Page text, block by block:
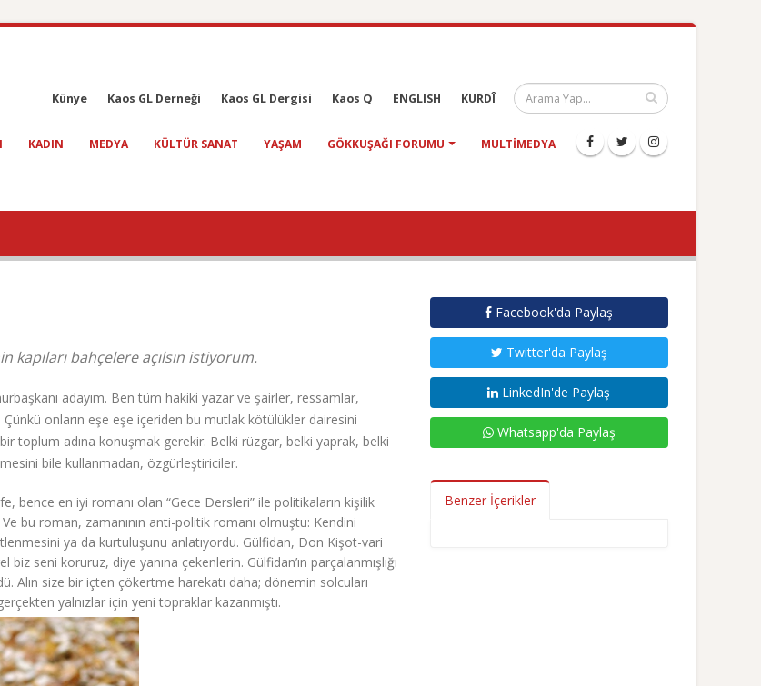
Künye Kaos GL Derneği Kaos GL Dergisi Kaos Q ENGLISH KURDÎ
KADIN MEDYA KÜLTÜR SANAT YAŞAM GÖKKUŞAĞI FORUMU MULTIMEDYA
kapıları bahçelere açılsın istiyorum.
adayım. Ben tüm hakiki yazar ve şairler, ressamlar,
onların eşe eşe içeriden bu mutlak kötülükler dairesini
toplum adına konuşmak gerekir. Belki rüzgar, belki yaprak, belki
bile kullanmadan, özgürleştiriciler.
bence en iyi romanı olan “Gece Dersleri” ile politikaların kişilik
bu roman, zamanının anti-politik romanı olmuştu: Kendini
ya da kurtuluşunu anlatıyordu. Gülfidan, Don Kişot-vari
seni koruruz, diye yanına çekenlerin. Gülfidan’ın parçalanmışlığı
Alın size bir içten çökertme harekatı daha; dönemin solcuları
yalnızlar için yeni topraklar kazanmıştı.
Facebook'da Paylaş
Twitter'da Paylaş
LinkedIn'de Paylaş
Whatsapp'da Paylaş
Benzer İçerikler